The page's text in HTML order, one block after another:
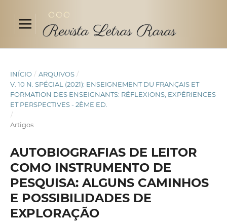
INÍCIO / ARQUIVOS /
V. 10 N. SPÉCIAL (2021): ENSEIGNEMENT DU FRANÇAIS ET
FORMATION DES ENSEIGNANTS: RÉFLEXIONS, EXPÉRIENCES
ET PERSPECTIVES - 2ÈME ED.
/
Artigos
AUTOBIOGRAFIAS DE LEITOR
COMO INSTRUMENTO DE
PESQUISA: ALGUNS CAMINHOS
E POSSIBILIDADES DE
EXPLORAÇÃO